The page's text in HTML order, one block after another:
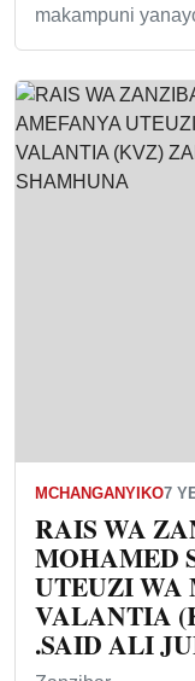
makampuni
MCHANGANYIKO7
RAIS WA
MOHAMED
UTEUZI WA
VALANTIA
.SAID ALI